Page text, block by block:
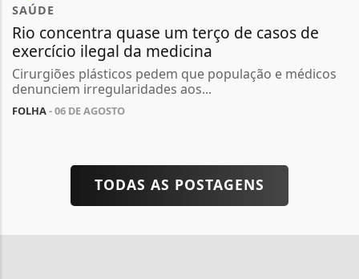
SAÚDE
Rio concentra quase um terço de casos de
exercício ilegal da medicina
Cirurgiões plásticos pedem que população e médicos
denunciem irregularidades aos...
FOLHA- 06 DE AGOSTO
TODAS AS POSTAGENS